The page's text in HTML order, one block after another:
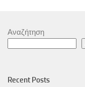
Αναζήτηση
Recent Posts